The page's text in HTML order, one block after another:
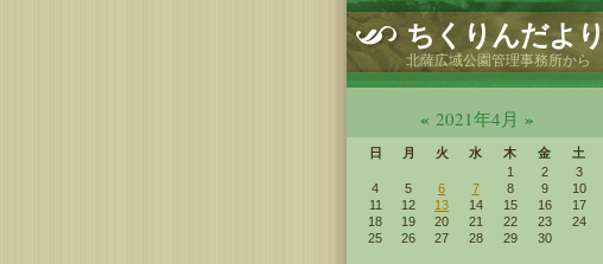
ちくりんだより
北薩広域公園管理事務所から
« 2021年4月 »
日 月 火 水 木 金
土
1
2
3
4
5 6 7 8 9
10
11
12 13 14 15 16
17
18
19 20 21 22 23
24
25
26 27 28 29 30